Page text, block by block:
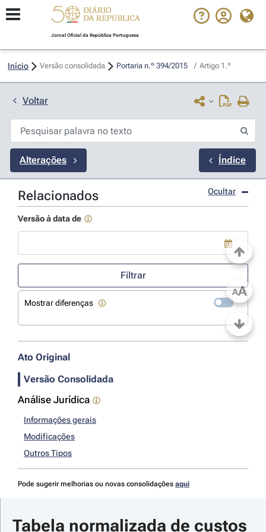
Jornal Oficial da República Portuguesa
Início Versão consolidada Portaria n.º 394/2015 / Artigo 1.º
Voltar
Alterações Índice
Relacionados Ocultar
Versão à data de
Use a tecla de seta para baixo para abrir o calendário; Use as
Filtrar
Mostrar diferenças
Ato Original
Versão Consolidada
Análise Jurídica
Informações gerais
Modificações
Outros Tipos
Pode sugerir melhorias ou novas consolidações aqui
Tabela normalizada de custos
AA